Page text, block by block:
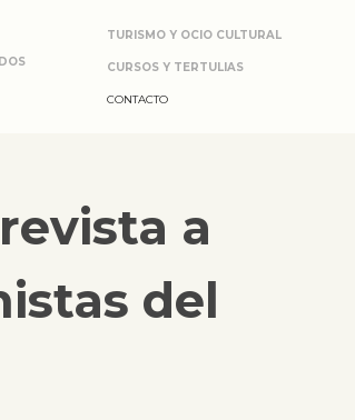
TURISMO Y OCIO CULTURAL
CURSOS Y TERTULIAS
CONTACTO
a
del